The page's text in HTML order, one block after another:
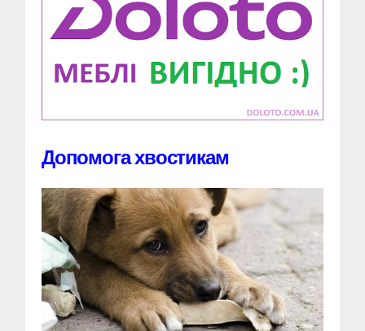
Допомога хвостикам